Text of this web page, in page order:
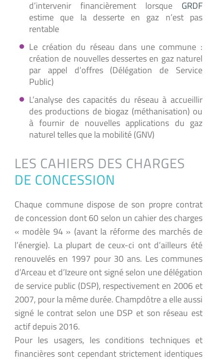
d’intervenir financièrement lorsque GRDF
estime que la desserte en gaz n’est pas
rentable
Le création du réseau dans une commune :
création de nouvelles dessertes en gaz naturel
par appel d’offres (Délégation de Service
Public)
L’analyse des capacités du réseau à accueillir
des productions de biogaz (méthanisation) ou
à fournir de nouvelles applications du gaz
naturel telles que la mobilité (GNV)
LES CAHIERS DES CHARGES
DE CONCESSION
Chaque commune dispose de son propre contrat
de concession dont 60 selon un cahier des charges
« modèle 94 » (avant la réforme des marchés de
l’énergie). La plupart de ceux-ci ont d’ailleurs été
renouvelés en 1997 pour 30 ans. Les communes
d’Arceau et d’Izeure ont signé selon une délégation
de service public (DSP), respectivement en 2006 et
2007, pour la même durée. Champdôtre a elle aussi
signé le contrat selon une DSP et son réseau est
actif depuis 2016.
Pour les usagers, les conditions techniques et
financières sont cependant strictement identiques